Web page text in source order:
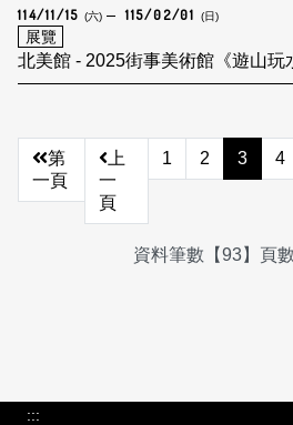
114/11/15 (六) 115/02/01 (日)
展覽
北美館 - 2025街事美術館《遊山玩
第
一頁
上
一
頁
1 2 3 4
資料筆數【93】頁數
:::